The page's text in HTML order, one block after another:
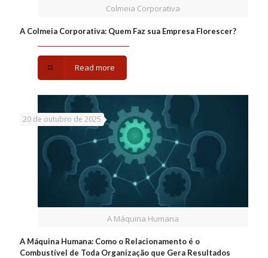
Colmeia Corporativa
A Colmeia Corporativa: Quem Faz sua Empresa Florescer?
Read more
A Máquina Humana
20 de outubro de 2025
A Máquina Humana: Como o Relacionamento é o
Combustível de Toda Organização que Gera Resultados